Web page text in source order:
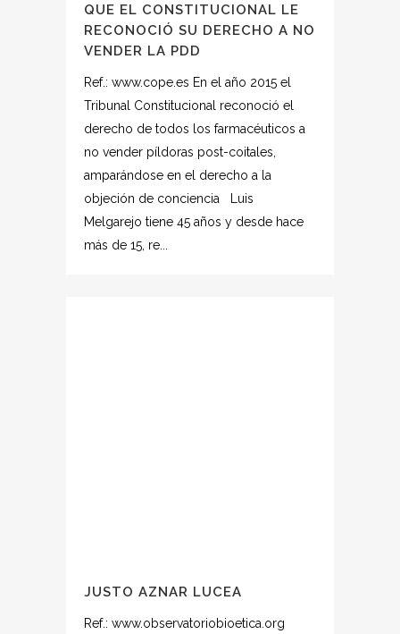
QUE EL CONSTITUCIONAL LE
RECONOCIÓ SU DERECHO A NO
VENDER LA PDD
Ref.: www.cope.es En el año 2015 el
Tribunal Constitucional reconoció el
derecho de todos los farmacéuticos a
no vender píldoras post-coitales,
amparándose en el derecho a la
objeción de conciencia Luis
Melgarejo tiene 45 años y desde hace
más de 15, re...
JUSTO AZNAR LUCEA
Ref.: www.observatoriobioetica.org